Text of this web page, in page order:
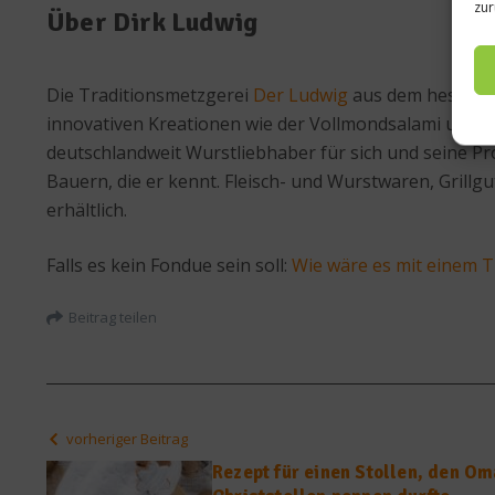
Über Dirk Ludwig
Die Traditionsmetzgerei Der Ludwig aus dem
innovativen Kreationen wie der Vollmondsalami
deutschlandweit Wurstliebhaber für sich und seine
Bauern, die er kennt. Fleisch- und Wurstwaren,
erhältlich.
Falls es kein Fondue sein soll: Wie wäre es mit einem
Beitrag teilen
vorheriger Beitrag
Rezept für einen Stollen, den